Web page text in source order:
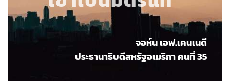
จอห์น เอฟ.เคนเนดี
ประธานาธิบดีสหรัฐอเมริกา คนที่ 35